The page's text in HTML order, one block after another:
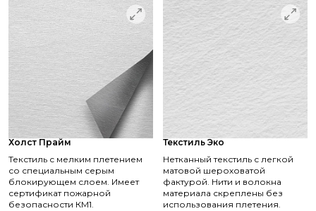
Холст Прайм
Текстиль с мелким плетением
со специальным серым
блокирующем слоем. Имеет
сертификат пожарной
безопасности КМ1.
Текстиль Эко
Нетканный текстиль с легкой
матовой шероховатой
фактурой. Нити и волокна
материала скреплены без
использования плетения.